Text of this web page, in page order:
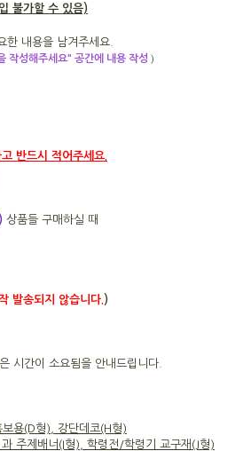
불가할 수 있음)
한 내용을 남겨주세요.
작성해주세요" 공간에 내용 작성 )
고 반드시 적어주세요.
상품들 구매하실 때
발송되지 않습니다. )
더 많은 시간이 소요됨을 안내드립니
용(D형), 강단데코(H형)
주제배너(I형), 학령전/학령기 교구재(J형)